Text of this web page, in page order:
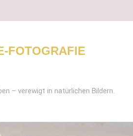
FOTOGRAFIE
– verewigt in natürlichen Bildern.